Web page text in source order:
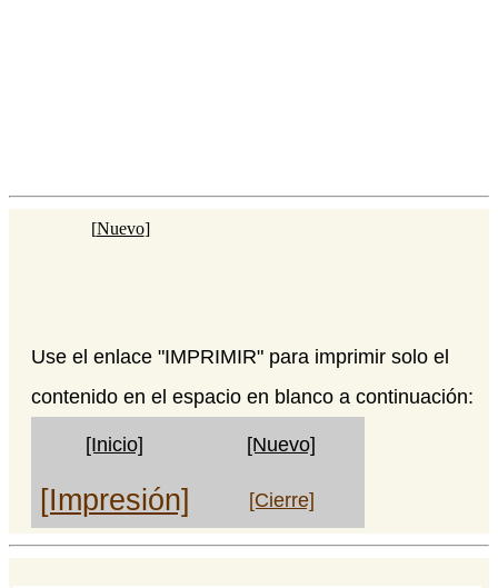
[Nuevo]
Use el enlace "IMPRIMIR" para imprimir solo el
contenido en el espacio en blanco a continuación:
[Inicio] [Nuevo]
[Impresión] [Cierre]